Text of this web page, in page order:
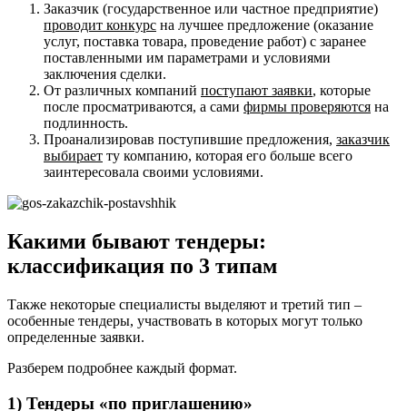
Заказчик (государственное или частное предприятие)
проводит конкурс на лучшее предложение (оказание
услуг, поставка товара, проведение работ) с заранее
поставленными им параметрами и условиями
заключения сделки.
От различных компаний поступают заявки, которые
после просматриваются, а сами фирмы проверяются на
подлинность.
Проанализировав поступившие предложения, заказчик
выбирает ту компанию, которая его больше всего
заинтересовала своими условиями.
Какими бывают тендеры:
классификация по 3 типам
Также некоторые специалисты выделяют и третий тип –
особенные тендеры, участвовать в которых могут только
определенные заявки.
Разберем подробнее каждый формат.
1) Тендеры «по приглашению»